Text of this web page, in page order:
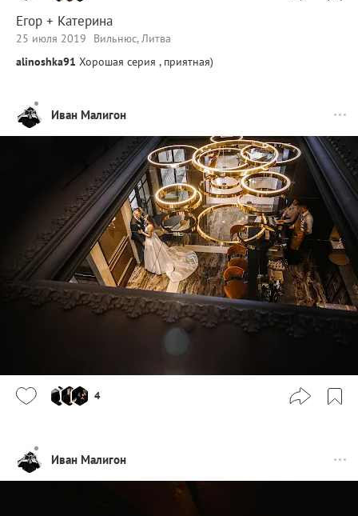
Егор + Катерина
25 июля 2019
Вильнюс, Литва
alinoshka91 Хорошая серия , приятная)
Иван Малигон
4
Иван Малигон